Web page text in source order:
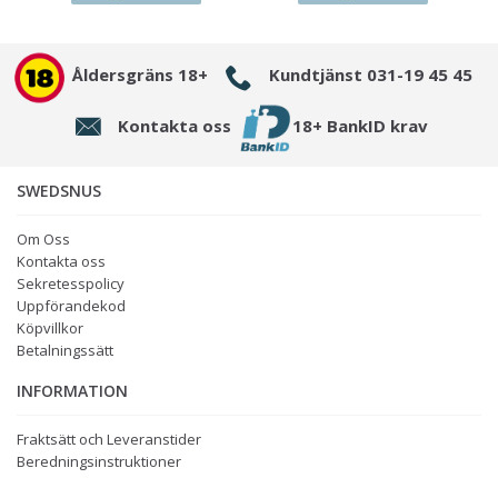
Åldersgräns 18+ Kundtjänst 031-19 45 45
Kontakta oss 18+ BankID krav
SWEDSNUS
Om Oss
Kontakta oss
Sekretesspolicy
Uppförandekod
Köpvillkor
Betalningssätt
INFORMATION
Fraktsätt och Leveranstider
Beredningsinstruktioner